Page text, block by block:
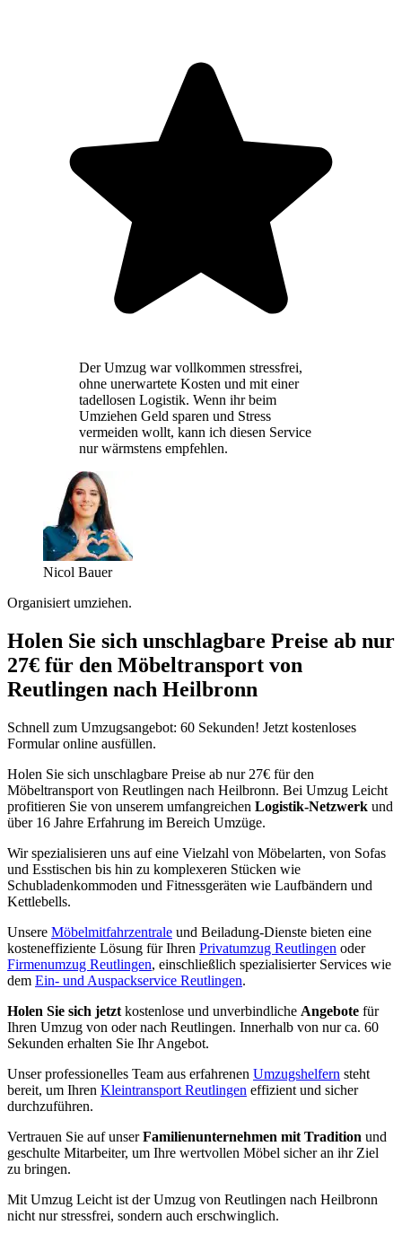
Der Umzug war vollkommen stressfrei,
ohne unerwartete Kosten und mit einer
tadellosen Logistik. Wenn ihr beim
Umziehen Geld sparen und Stress
vermeiden wollt, kann ich diesen Service
nur wärmstens empfehlen.
Nicol Bauer
Organisiert umziehen.
Holen Sie sich unschlagbare Preise ab nur
27€ für den Möbeltransport von
Reutlingen nach Heilbronn
Schnell zum Umzugsangebot: 60 Sekunden! Jetzt kostenloses
Formular online ausfüllen.
Holen Sie sich unschlagbare Preise ab nur 27€ für den
Möbeltransport von Reutlingen nach Heilbronn. Bei Umzug Leicht
profitieren Sie von unserem umfangreichen Logistik-Netzwerk und
über 16 Jahre Erfahrung im Bereich Umzüge.
Wir spezialisieren uns auf eine Vielzahl von Möbelarten, von Sofas
und Esstischen bis hin zu komplexeren Stücken wie
Schubladenkommoden und Fitnessgeräten wie Laufbändern und
Kettlebells.
Unsere Möbelmitfahrzentrale und Beiladung-Dienste bieten eine
kosteneffiziente Lösung für Ihren Privatumzug Reutlingen oder
Firmenumzug Reutlingen, einschließlich spezialisierter Services wie
dem Ein- und Auspackservice Reutlingen.
Holen Sie sich jetzt kostenlose und unverbindliche Angebote für
Ihren Umzug von oder nach Reutlingen. Innerhalb von nur ca. 60
Sekunden erhalten Sie Ihr Angebot.
Unser professionelles Team aus erfahrenen Umzugshelfern steht
bereit, um Ihren Kleintransport Reutlingen effizient und sicher
durchzuführen.
Vertrauen Sie auf unserFamilienunternehmen mit Tradition und
geschulte Mitarbeiter, um Ihre wertvollen Möbel sicher an ihr Ziel
zu bringen.
Mit Umzug Leicht ist der Umzug von Reutlingen nach Heilbronn
nicht nur stressfrei, sondern auch erschwinglich.